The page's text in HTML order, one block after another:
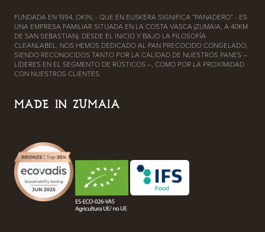
FUNDADA EN 1994, OKIN, - QUE EN EUSKERA SIGNIFICA “PANADERO” - ES
UNA EMPRESA FAMILIAR SITUADA EN LA COSTA VASCA (ZUMAIA, A 40KM
DE SAN SEBASTIAN). DESDE EL INICIO Y BAJO LA FILOSOFÍA
CLEANLABEL, NOS HEMOS DEDICADO AL PAN PRECOCIDO CONGELADO,
SIENDO RECONOCIDOS TANTO POR LA CALIDAD DE NUESTROS PANES –
LÍDERES EN EL SEGMENTO DE RÚSTICOS –, COMO POR LA PROXIMIDAD
CON NUESTROS CLIENTES.
MADE IN ZUMAIA